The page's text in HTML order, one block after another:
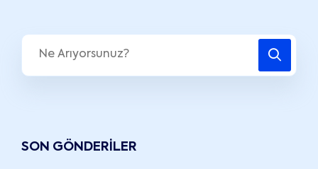
SON GÖNDERILER